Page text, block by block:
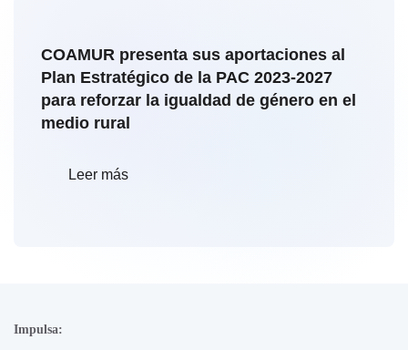
COAMUR presenta sus aportaciones al
Plan Estratégico de la PAC 2023-2027
para reforzar la igualdad de género en el
medio rural
Leer más
Impulsa: